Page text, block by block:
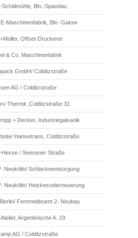
Schälmühle, Bln.-Spandau
Maschinenfabrik, Bln.-Gatow
Offset-Druckerei
& Co, Maschinenfabrik
GmbH/ Colditzstraße
AG / Colditzstraße
Thermit ,Colditzstraße 31
+ Decker, Industriegalvanik
Hansetrans, Colditzstraße
Hesse / Seesener Straße
Neukölln/ Schlackeentsorgung
Neukölln/ Heizkesselerneuerung
Fernmeldeamt 2- Neubau
Argentinische A. 19
AG / Colditzstraße